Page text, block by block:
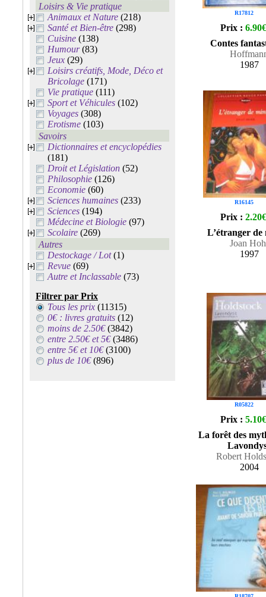
Loisirs & Vie pratique
Animaux et Nature (218)
Santé et Bien-être (298)
Cuisine (138)
Humour(83)
Jeux (29)
Loisirs créatifs, Mode, Déco et
Bricolage (171)
Vie pratique (111)
Sport et Véhicules (102)
Voyages (308)
Erotisme (103)
Savoirs
Dictionnaires et encyclopédies
(181)
Droit et Législation (52)
Philosophie (126)
Economie (60)
Sciences humaines (233)
Sciences (194)
Médecine et Biologie (97)
Scolaire (269)
Autres
Destockage / Lot(1)
Revue (69)
Autre et Inclassable (73)
Filtrer par Prix
Tous les prix (11315)
0€ : livres gratuits (12)
moins de 2.50€(3842)
entre 2.50€ et 5€(3486)
entre 5€ et 10€(3100)
plus de 10€(896)
R17812
Prix : 6.90€
Contes
1987
R16145
Prix : 2.20€
L’étranger
Joan
1997
R05822
Prix : 5.10€
La forêt des
Robert
2004